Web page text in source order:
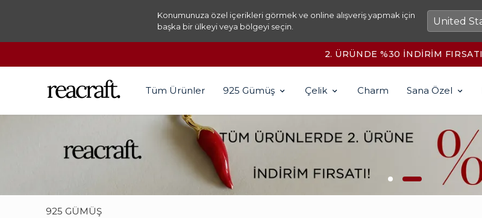
Konumunuza özel içerikleri görmek ve online alışveriş yapmak için
başka bir ülkeyi veya bölgeyi seçin.
2500₺ ÜZERİ KARGO ÜCRETSİZ!
Tüm Ürünler 925 Gümüş Çelik Charm Sana Özel
925 GÜMÜŞ